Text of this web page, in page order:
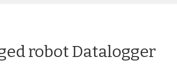
robot Datalogger